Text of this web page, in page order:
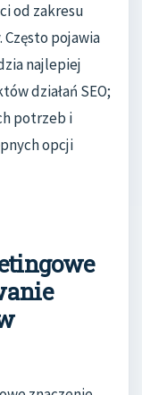
od zakresu
Często pojawia
najlepiej
działań SEO;
potrzeb i
opcji